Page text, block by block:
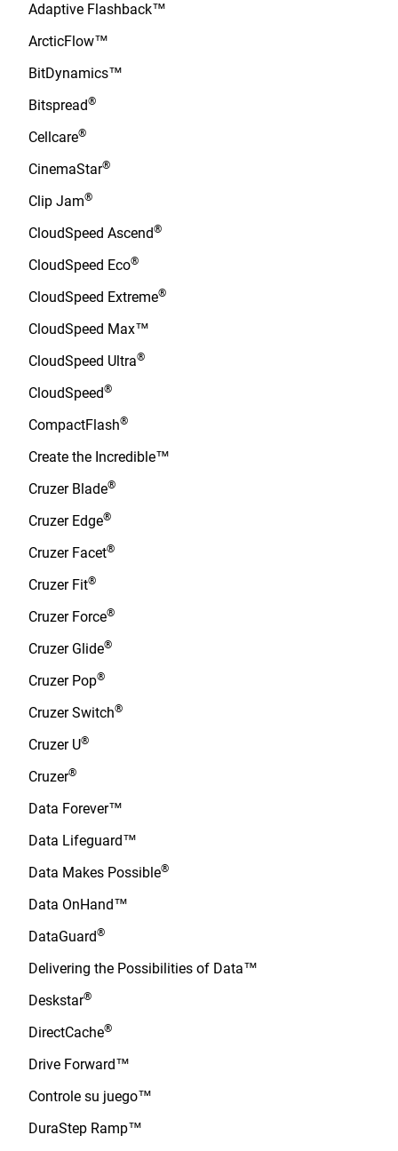
Adaptive Flashback™
ArcticFlow™
BitDynamics™
Bitspread®
Cellcare®
CinemaStar®
Clip Jam®
CloudSpeed Ascend®
CloudSpeed Eco®
CloudSpeed Extreme®
CloudSpeed Max™
CloudSpeed Ultra®
CloudSpeed®
CompactFlash®
Create the Incredible™
Cruzer Blade®
Cruzer Edge®
Cruzer Facet®
Cruzer Fit®
Cruzer Force®
Cruzer Glide®
Cruzer Pop®
Cruzer Switch®
Cruzer U®
Cruzer®
Data Forever™
Data Lifeguard™
Data Makes Possible®
Data OnHand™
DataGuard®
Delivering the Possibilities of Data™
Deskstar®
DirectCache®
Drive Forward™
Controle su juego™
DuraStep Ramp™